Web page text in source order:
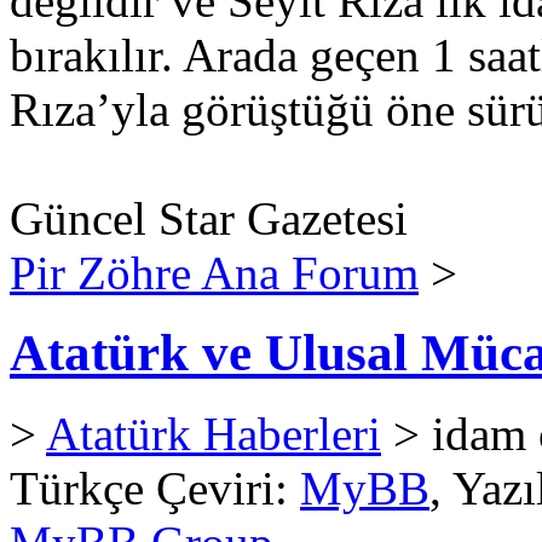
bırakılır. Arada geçen 1
Rıza’yla görüştüğü öne
Güncel Star Gazetesi
Pir Zöhre Ana Forum >
Atatürk ve Ulusal
> Atatürk Haberleri > idam
Türkçe Çeviri: MyBB,